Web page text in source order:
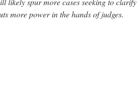
more power in the hands of judges.